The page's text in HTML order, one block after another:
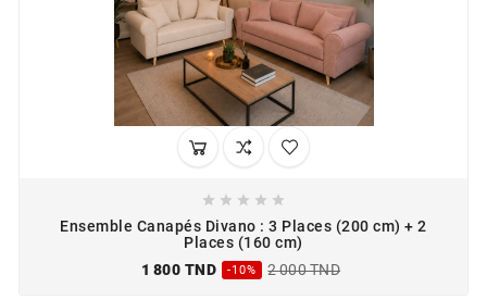
    
Ensemble Canapés Divano : 3 Places (200 cm) + 2
Places (160 cm)
1 800 TND
-10% 2 000 TND